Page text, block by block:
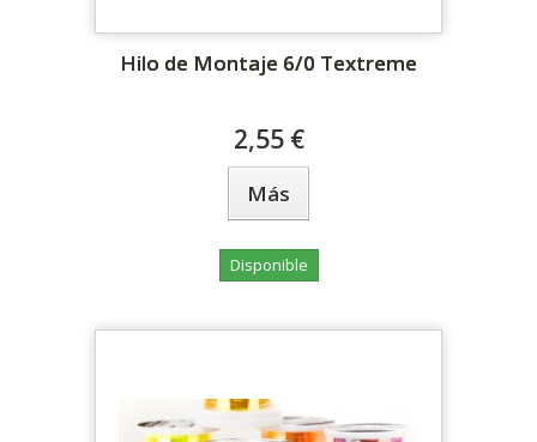
Hilo de Montaje 6/0 Textreme
2,55 €
Más
Disponible